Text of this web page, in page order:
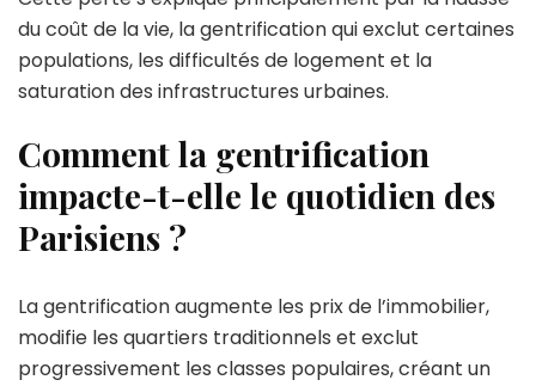
du coût de la vie, la gentrification qui exclut certaines
populations, les difficultés de logement et la
saturation des infrastructures urbaines.
Comment la gentrification
impacte-t-elle le quotidien des
Parisiens ?
La gentrification augmente les prix de l’immobilier,
modifie les quartiers traditionnels et exclut
progressivement les classes populaires, créant un